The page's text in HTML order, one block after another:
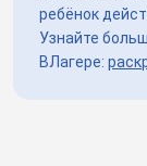
ребёнок
Узнайте
ВЛагере: